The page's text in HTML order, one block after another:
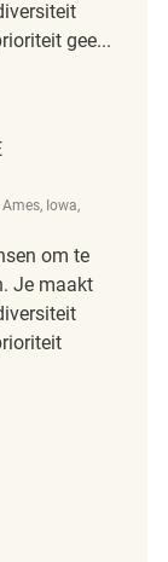
gee...
REQ140641
Plaats
Ames, Iowa,
om te
Je maakt
REQ139181